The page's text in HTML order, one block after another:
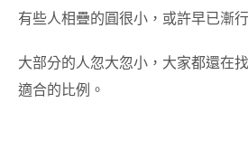
有些人相疊的圓很小，或許早已漸
大部分的人忽大忽小，大家都還在
適合的比例。